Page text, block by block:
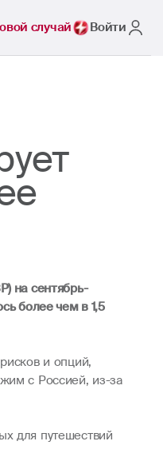
случай Войти
на сентябрь-
более чем в 1,5
и опций,
с Россией, из-за
для путешествий